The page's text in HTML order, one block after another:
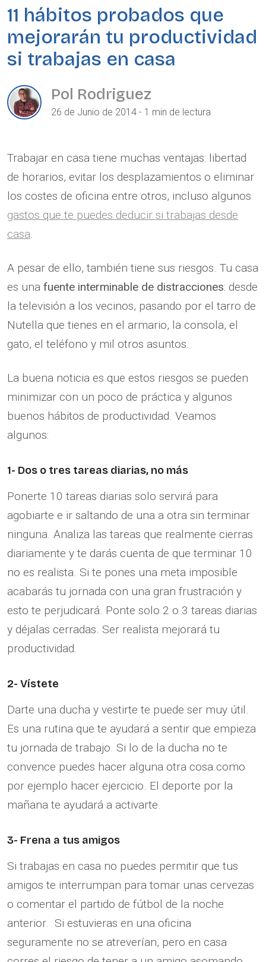
11 hábitos probados que
mejorarán tu productividad
si trabajas en casa
Pol Rodriguez
26 de Junio de 2014 - 1 min de lectura
Trabajar en casa tiene muchas ventajas: libertad
de horarios, evitar los desplazamientos o eliminar
los costes de oficina entre otros, incluso algunos
gastos que te puedes deducir si trabajas desde
casa
A pesar de ello, también tiene sus riesgos. Tu casa
es una fuente interminable de distracciones: desde
la televisión a los vecinos, pasando por el tarro de
Nutella que tienes en el armario, la consola, el
gato, el teléfono y mil otros asuntos.
La buena noticia es que estos riesgos se pueden
minimizar con un poco de práctica y algunos
buenos hábitos de productividad. Veamos
algunos:
1- Dos o tres tareas diarias, no más
Ponerte 10 tareas diarias solo servirá para
agobiarte e ir saltando de una a otra sin terminar
ninguna. Analiza las tareas que realmente cierras
diariamente y te darás cuenta de que terminar 10
no es realista. Si te pones una meta imposible
acabarás tu jornada con una gran frustración y
esto te perjudicará. Ponte solo 2 o 3 tareas diarias
y déjalas cerradas. Ser realista mejorará tu
productividad.
2- Vístete
Darte una ducha y vestirte te puede ser muy útil.
Es una rutina que te ayudará a sentir que empieza
tu jornada de trabajo. Si lo de la ducha no te
convence puedes hacer alguna otra cosa como
por ejemplo hacer ejercicio. El deporte por la
mañana te ayudará a activarte.
3- Frena a tus amigos
Si trabajas en casa no puedes permitir que tus
amigos te interrumpan para tomar unas cervezas
o comentar el partido de fútbol de la noche
anterior. Si estuvieras en una oficina
seguramente no se atreverían, pero en casa